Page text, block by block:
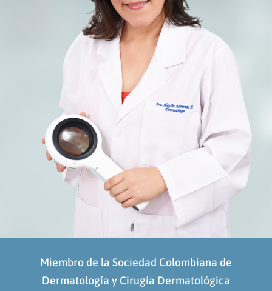
Miembro de la Sociedad Colombiana de
Dermatología y Cirugía Dermatológica